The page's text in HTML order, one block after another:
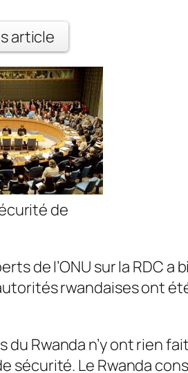
article
de
de l’ONU sur la RDC
rwandaises ont
Rwanda n’y ont rien
sécurité. Le Rwanda